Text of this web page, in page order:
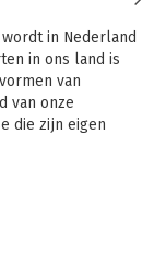
in Nederland
in ons land is
van
van onze
die zijn eigen
proberen soms